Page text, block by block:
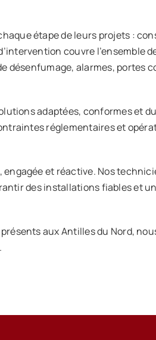
étape de leurs projets :
couvre l’ensemble
alarmes, portes
adaptées, conformes et
réglementaires et
engagée et réactive. Nos
des installations fiables et
aux Antilles du Nord,